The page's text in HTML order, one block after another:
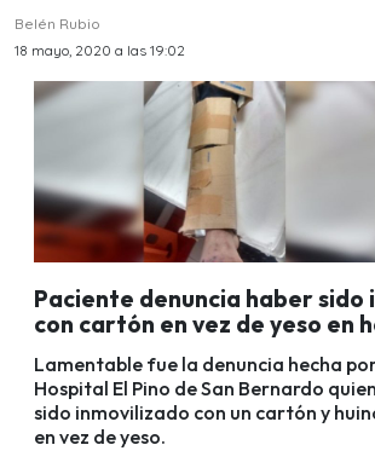
Belén Rubio
18 mayo, 2020 a las 19:02
Paciente denuncia haber sido
con cartón en vez de yeso en
Lamentable fue la denuncia hecha
Hospital El Pino de San Bernardo
sido inmovilizado con un cartón y
en vez de yeso.